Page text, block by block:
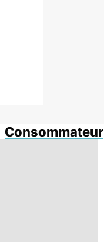
Consommateur